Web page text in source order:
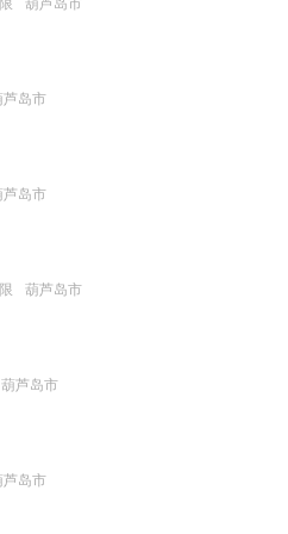
葫芦岛市
芦岛市
芦岛市
葫芦岛市
葫芦岛市
芦岛市